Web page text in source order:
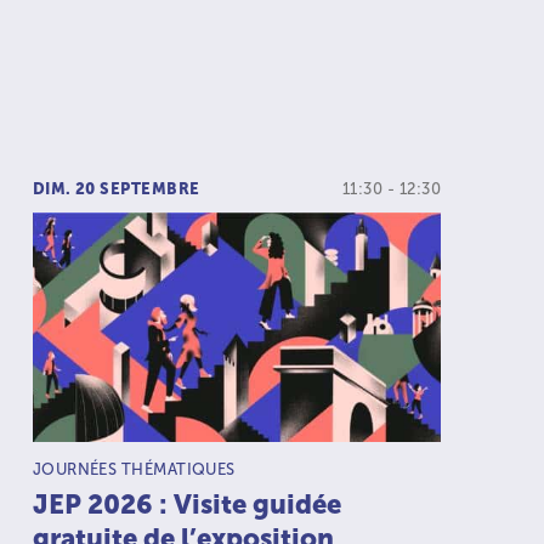
DIM. 20 SEPTEMBRE 11:30 - 12:30
TYPE D’ACTIVITÉ :
JOURNÉES THÉMATIQUES
JEP 2026 : Visite guidée